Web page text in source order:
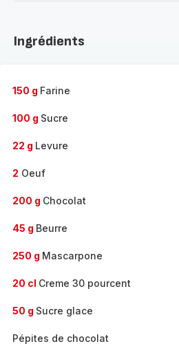
gamme
Ingrédients
150 g Farine
100 g Sucre
22 g Levure
2 Oeuf
200 g Chocolat
45 g Beurre
250 g Mascarpone
20 cl Creme 30 pourcent
50 g Sucre glace
Pépites de chocolat